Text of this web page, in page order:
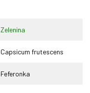
Zelenina
Capsicum frutescens
Feferonka